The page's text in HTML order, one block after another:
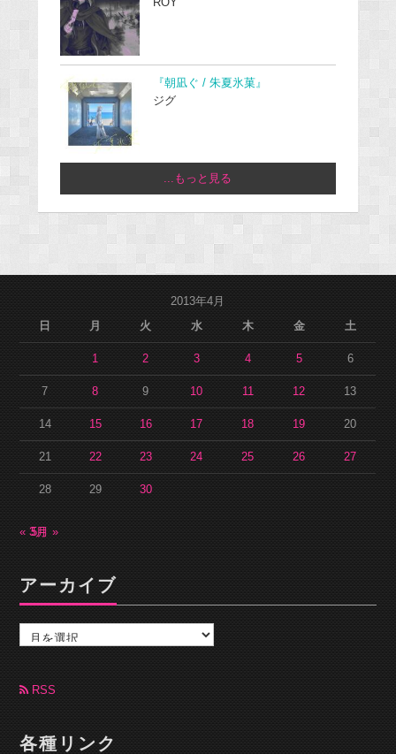
ROY
『朝凪ぐ / 朱夏氷菓』
ジグ
...もっと見る
2013年4月
日
月 火 水 木 金 土
1 2 3 4 5 6
7 8 9 10 11 12 13
14 15 16 17 18 19 20
21 22 23 24 25 26 27
28 29 30
« 3月5月 »
アーカイブ
カ
ブ RSS
各種リンク